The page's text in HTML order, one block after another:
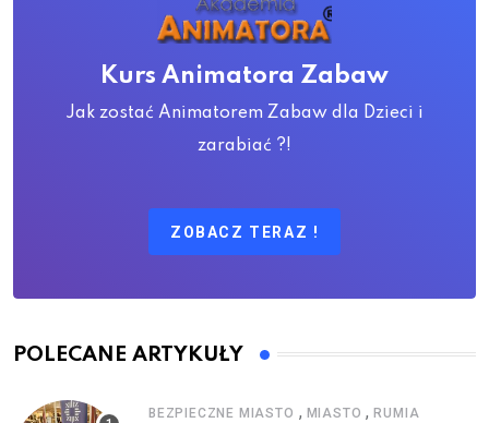
Kurs Animatora Zabaw
Jak zostać Animatorem Zabaw dla Dzieci i
zarabiać ?!
ZOBACZ TERAZ !
POLECANE ARTYKUŁY
BEZPIECZNE MIASTO , MIASTO ,RUMIA